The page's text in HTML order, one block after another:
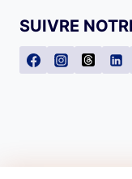
SUIVRE